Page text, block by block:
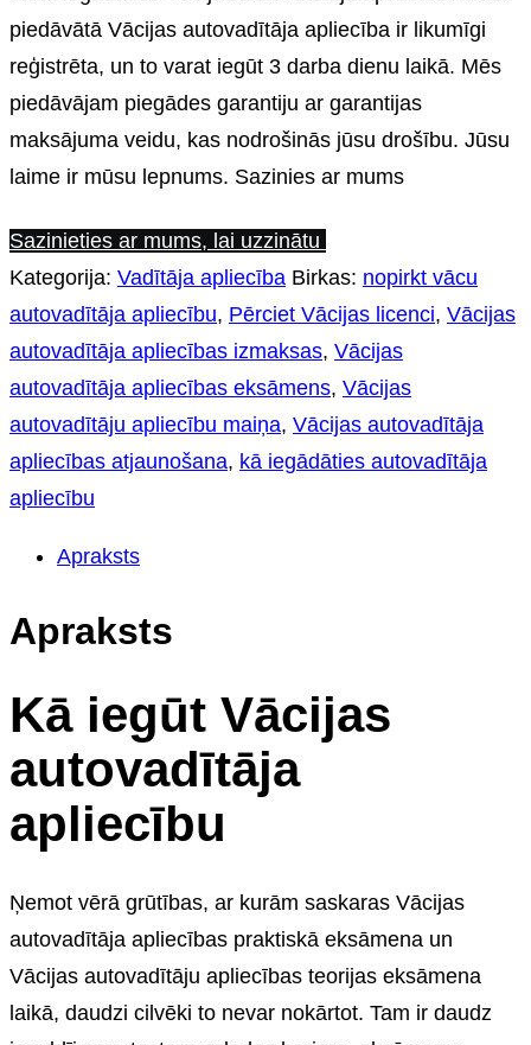
piedāvātā Vācijas autovadītāja apliecība ir likumīgi
reģistrēta, un to varat iegūt 3 darba dienu laikā. Mēs
piedāvājam piegādes garantiju ar garantijas
maksājuma veidu, kas nodrošinās jūsu drošību. Jūsu
laime ir mūsu lepnums. Sazinies ar mums
Sazinieties ar mums, lai uzzinātu
Kategorija: Vadītāja apliecība Birkas: nopirkt vācu
autovadītāja apliecību, Pērciet Vācijas licenci, Vācijas
autovadītāja apliecības izmaksas, Vācijas
autovadītāja apliecības eksāmens, Vācijas
autovadītāju apliecību maiņa, Vācijas autovadītāja
apliecības atjaunošana, kā iegādāties autovadītāja
apliecību
Apraksts
Apraksts
Kā iegūt Vācijas
autovadītāja
apliecību
Ņemot vērā grūtības, ar kurām saskaras Vācijas
autovadītāja apliecības praktiskā eksāmena un
Vācijas autovadītāju apliecības teorijas eksāmena
laikā, daudzi cilvēki to nevar nokārtot. Tam ir daudz